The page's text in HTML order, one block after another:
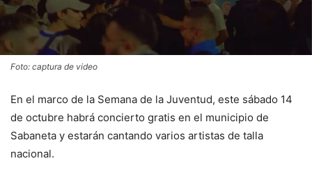
Foto: captura de video
En el marco de la Semana de la Juventud, este sábado 14
de octubre habrá concierto gratis en el municipio de
Sabaneta y estarán cantando varios artistas de talla
nacional.